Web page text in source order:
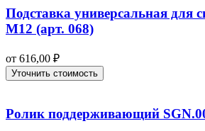
Подставка универсальная для
М12 (арт. 068)
от 616,00 ₽
Уточнить стоимость
Ролик поддерживающий